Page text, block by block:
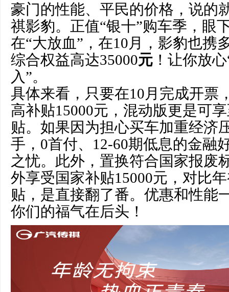
豪门的性能、平民的价格，说的
祺影豹。正值“银十”购车季，眼
在“大放血”，在10月，影豹也携
综合权益高达35000元 ！让你放
入”。
具体来看，只要在10月完成开票
高补贴15000元，混动版更是可
贴。如果因为担心买车加重经济
手，0首付、12-60期低息的金融
之忧。此外，置换符合国家报废
外享受国家补贴15000元，对比
贴，是直接翻了番。优惠和性能
你们的福气在后头！